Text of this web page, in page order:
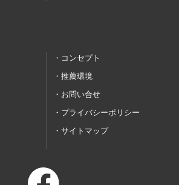
コンセプト
推薦環境
お問い合せ
プライバシーポリシー
サイトマップ